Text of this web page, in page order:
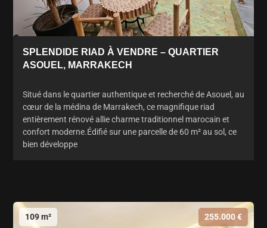
SPLENDIDE RIAD À VENDRE – QUARTIER
ASOUEL, MARRAKECH
Situé dans le quartier authentique et recherché de Asouel, au
cœur de la médina de Marrakech, ce magnifique riad
entièrement rénové allie charme traditionnel marocain et
confort moderne.Édifié sur une parcelle de 60 m² au sol, ce
bien développe
109 m² 255.000 €